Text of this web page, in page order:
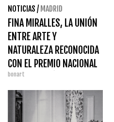
NOTICIAS / MADRID
FINA MIRALLES, LA UNIÓN
ENTRE ARTE Y
NATURALEZA RECONOCIDA
CON EL PREMIO NACIONAL
DE ARTES PLÁSTICAS 2025
bonart